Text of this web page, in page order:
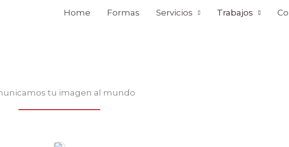
Home Formas Servicios Trabajos
tu imagen al mundo